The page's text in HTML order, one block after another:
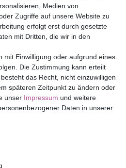
Medien von
Zugriffe auf unsere Website zu
erfolgt erst durch gesetzte
mit Dritten, die wir in den
mit Einwilligung oder aufgrund eines
Die Zustimmung kann erteilt
das Recht, nicht einzuwilligen
späteren Zeitpunkt zu ändern oder
unser Impressum und weitere
Daten in unserer